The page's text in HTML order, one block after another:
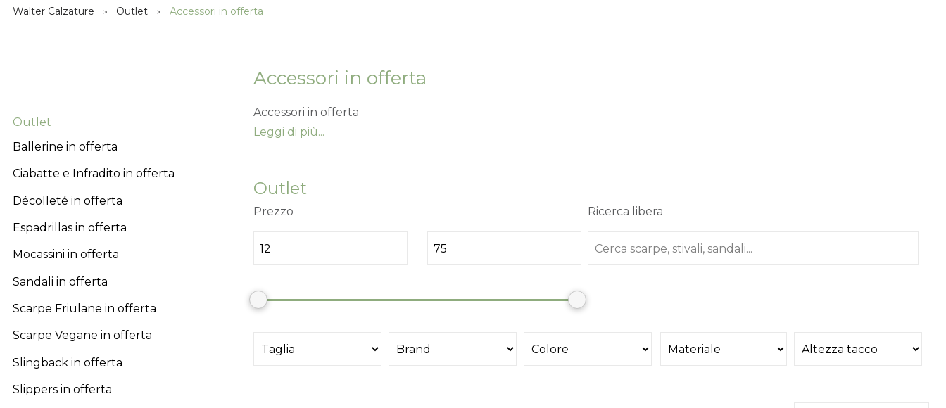
Walter Calzature Outlet Accessori in offerta
Outlet
Ballerine in offerta
Ciabatte e Infradito in offerta
Décolleté in offerta
Espadrillas in offerta
Mocassini in offerta
Sandali in offerta
Scarpe Friulane in offerta
Scarpe Vegane in offerta
Slingback in offerta
Slippers in offerta
Accessori in offerta
Accessori in offerta
Leggi di più...
Outlet
Prezzo Ricerca libera